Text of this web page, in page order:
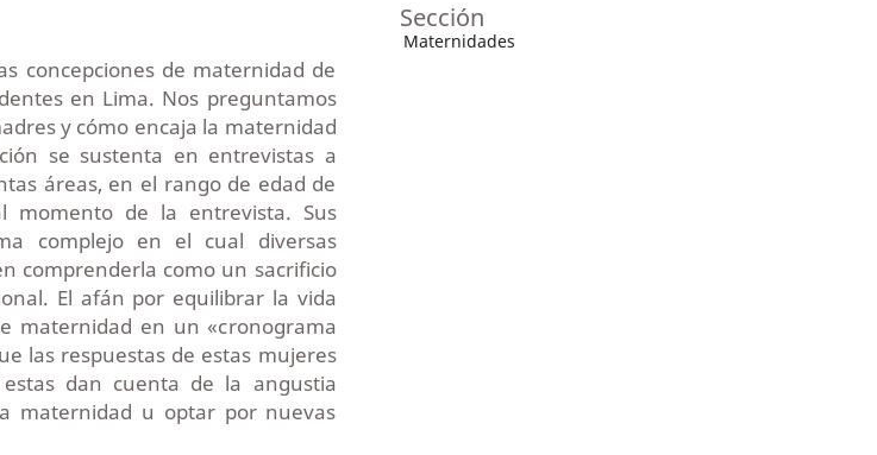
concepciones de maternidad de
en Lima. Nos preguntamos
y cómo encaja la maternidad
se sustenta en entrevistas a
áreas, en el rango de edad de
de la entrevista. Sus
complejo en el cual diversas
comprenderla como un sacrificio
El afán por equilibrar la vida
maternidad en un «cronograma
las respuestas de estas mujeres
dan cuenta de la angustia
maternidad u optar por nuevas
Sección
Maternidades